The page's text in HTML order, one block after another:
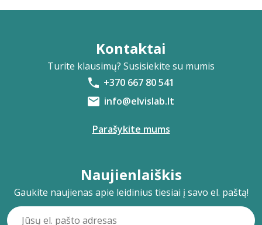
Kontaktai
Turite klausimų? Susisiekite su mumis
+370 667 80 541
info@elvislab.lt
Parašykite mums
Naujienlaiškis
Gaukite naujienas apie leidinius tiesiai į savo el. paštą!